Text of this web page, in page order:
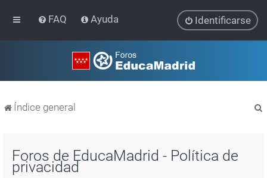
FAQ Ayuda Identificarse
Índice general
Foros de EducaMadrid - Política de
privacidad